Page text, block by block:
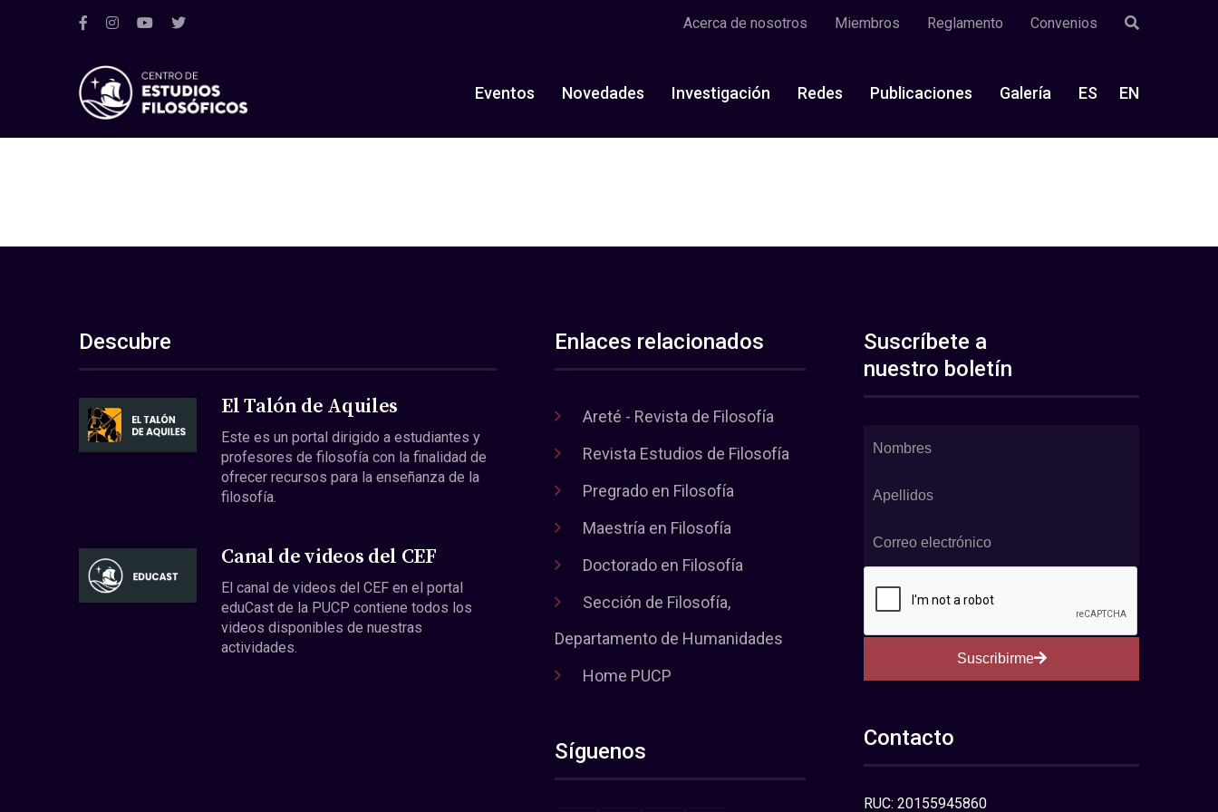
Acerca de nosotros Miembros Reglamento Convenios
Eventos Novedades Investigación Redes Publicaciones Galería ES EN
Descubre
El Talón de Aquiles
Este es un portal dirigido a estudiantes y
profesores de filosofía con la finalidad de
ofrecer recursos para la enseñanza de la
filosofía.
Canal de videos del CEF
El canal de videos del CEF en el portal
eduCast de la PUCP contiene todos los
videos disponibles de nuestras
actividades.
Enlaces relacionados
Areté - Revista de Filosofía
Revista Estudios de Filosofía
Pregrado en Filosofía
Maestría en Filosofía
Doctorado en Filosofía
Sección de Filosofía,
Departamento de Humanidades
Home PUCP
Síguenos
Suscríbete a
nuestro boletín
Suscribirme
Contacto
RUC: 20155945860